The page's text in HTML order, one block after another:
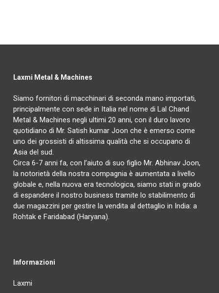
Laxmi Metal & Machines
Siamo fornitori di macchinari di seconda mano importati,
principalmente con sede in Italia nel nome di Lal Chand
Metal & Machines negli ultimi 20 anni, con il duro lavoro
quotidiano di Mr. Satish kumar Joon che è emerso come
uno dei grossisti di altissima qualità che si occupano di
Asia del sud.
Circa 6-7 anni fa, con l’aiuto di suo figlio Mr. Abhinav Joon,
la notorietà della nostra compagnia è aumentata a livello
globale e, nella nuova era tecnologica, siamo stati in grado
di espandere il nostro business tramite lo stabilimento di
due magazzini per gestire la vendita al dettaglio in India: a
Rohtak e Faridabad (Haryana).
Informazioni
Laxmi